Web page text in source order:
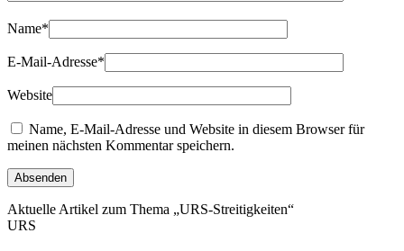
Name*
E-Mail-Adresse*
Website
Name, E-Mail-Adresse und Website in diesem Browser für
meinen nächsten Kommentar speichern.
Aktuelle Artikel zum Thema „URS-Streitigkeiten“
URS